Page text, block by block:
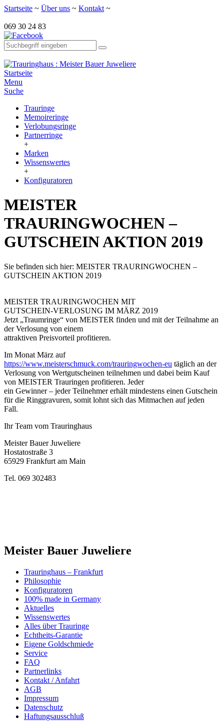
Startseite ~ Über uns ~ Kontakt ~
069 30 24 83
Startseite
Menu
Suche
Trauringe
Memoireringe
Verlobungsringe
Partnerringe
+
Marken
Wissenswertes
+
Konfiguratoren
MEISTER
TRAURINGWOCHEN –
GUTSCHEIN AKTION 2019
Sie befinden sich hier: MEISTER TRAURINGWOCHEN –
GUTSCHEIN AKTION 2019
MEISTER TRAURINGWOCHEN MIT
GUTSCHEIN-VERLOSUNG IM MÄRZ 2019
Jetzt „Traumringe“ von MEISTER finden und mit der Teilnahme an
der Verlosung von einem
attraktiven Preisvorteil profitieren.
Im Monat März auf
https://www.meisterschmuck.com/trauringwochen-eu täglich an der
Verlosung von Wertgutscheinen teilnehmen und dabei beim Kauf
von MEISTER Trauringen profitieren. Jeder
ein Gewinner – jeder Teilnehmer erhält mindestens einen Gutschein
für die Ringgravuren, somit lohnt sich das Mitmachen auf jeden
Fall.
Ihr Team vom Trauringhaus
Meister Bauer Juweliere
Hostatostraße 3
65929 Frankfurt am Main
Tel. 069 302483
Meister Bauer Juweliere
Trauringhaus – Frankfurt
Philosophie
Konfiguratoren
100% made in Germany
Aktuelles
Wissenswertes
Alles über Trauringe
Echtheits-Garantie
Eigene Goldschmiede
Service
FAQ
Partnerlinks
Kontakt / Anfahrt
AGB
Impressum
Datenschutz
Haftungsausschluß